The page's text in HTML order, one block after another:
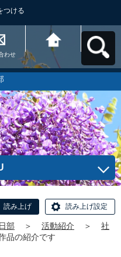
つける
わせ
春日部市市民活動セ
ンター ぽぽら春日部
へ戻る
読み上げ 読み上げ設定
部 ＞ 活動紹介 ＞
社
品の紹介です